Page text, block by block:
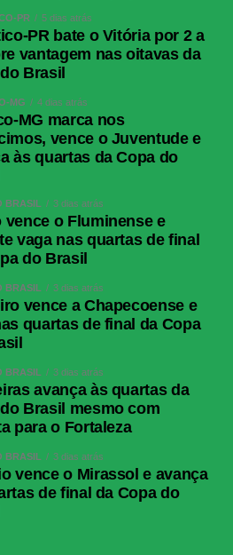
PR 5 dias atrás
PR bate o Vitória por 2 a
vantagem nas oitavas da
Brasil
MG 4 dias atrás
MG marca nos
vence o Juventude e
às quartas da Copa do
BRASIL 3 dias atrás
vence o Fluminense e
vaga nas quartas de final
do Brasil
BRASIL 3 dias atrás
vence a Chapecoense e
quartas de final da Copa
BRASIL 3 dias atrás
avança às quartas da
Brasil mesmo com
para o Fortaleza
BRASIL 3 dias atrás
vence o Mirassol e avança
de final da Copa do